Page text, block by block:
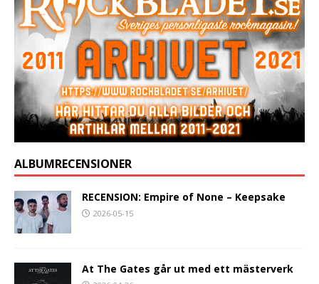
ALBUMRECENSIONER
RECENSION: Empire of None – Keepsake
2026-05-15
At The Gates går ut med ett mästerverk